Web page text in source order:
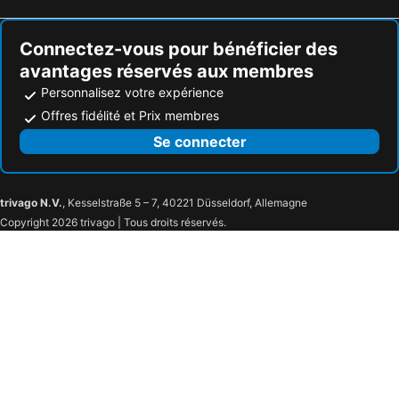
Connectez-vous pour bénéficier des
avantages réservés aux membres
Personnalisez votre expérience
Offres fidélité et Prix membres
Se connecter
trivago N.V., Kesselstraße 5 – 7, 40221 Düsseldorf, Allemagne
Copyright 2026 trivago | Tous droits réservés.